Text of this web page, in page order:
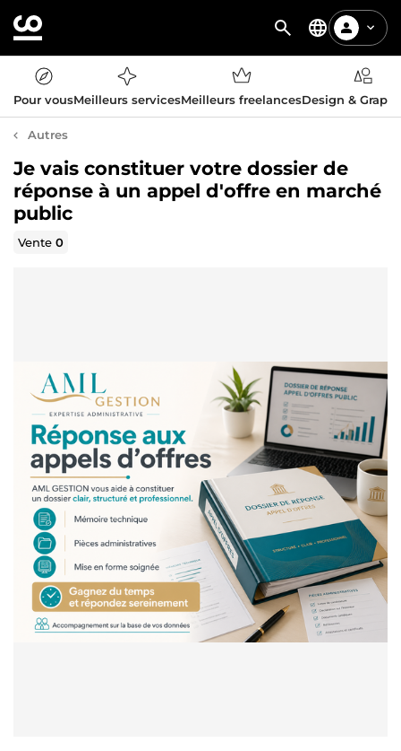
Pour vousMeilleurs servicesMeilleurs freelancesDesign &
Autres
Je vais constituer votre dossier de
réponse à un appel d'offre en marché
public
Vente0